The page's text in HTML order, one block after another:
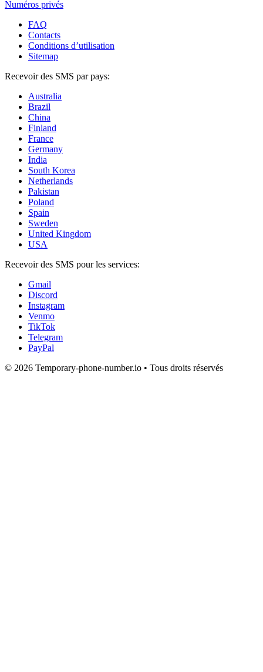
Numéros privés
FAQ
Contacts
Conditions d’utilisation
Sitemap
Recevoir des SMS par pays:
Australia
Brazil
China
Finland
France
Germany
India
South Korea
Netherlands
Pakistan
Poland
Spain
Sweden
United Kingdom
USA
Recevoir des SMS pour les services:
Gmail
Discord
Instagram
Venmo
TikTok
Telegram
PayPal
© 2026 Temporary-phone-number.io • Tous droits réservés